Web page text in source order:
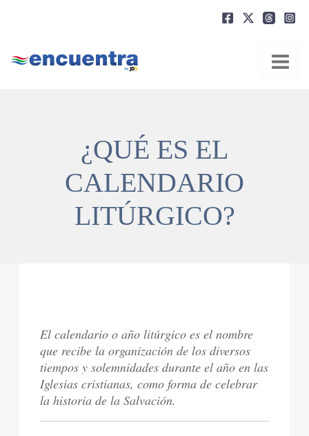
¿QUÉ ES EL
CALENDARIO
LITÚRGICO?
El calendario o año litúrgico es el nombre
que recibe la organización de los diversos
tiempos y solemnidades durante el año en las
Iglesias cristianas, como forma de celebrar
la historia de la Salvación.